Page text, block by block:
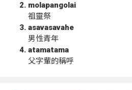
molapangolai
祖靈祭
asavasavahe
男性青年
atamatama
父字輩的稱呼